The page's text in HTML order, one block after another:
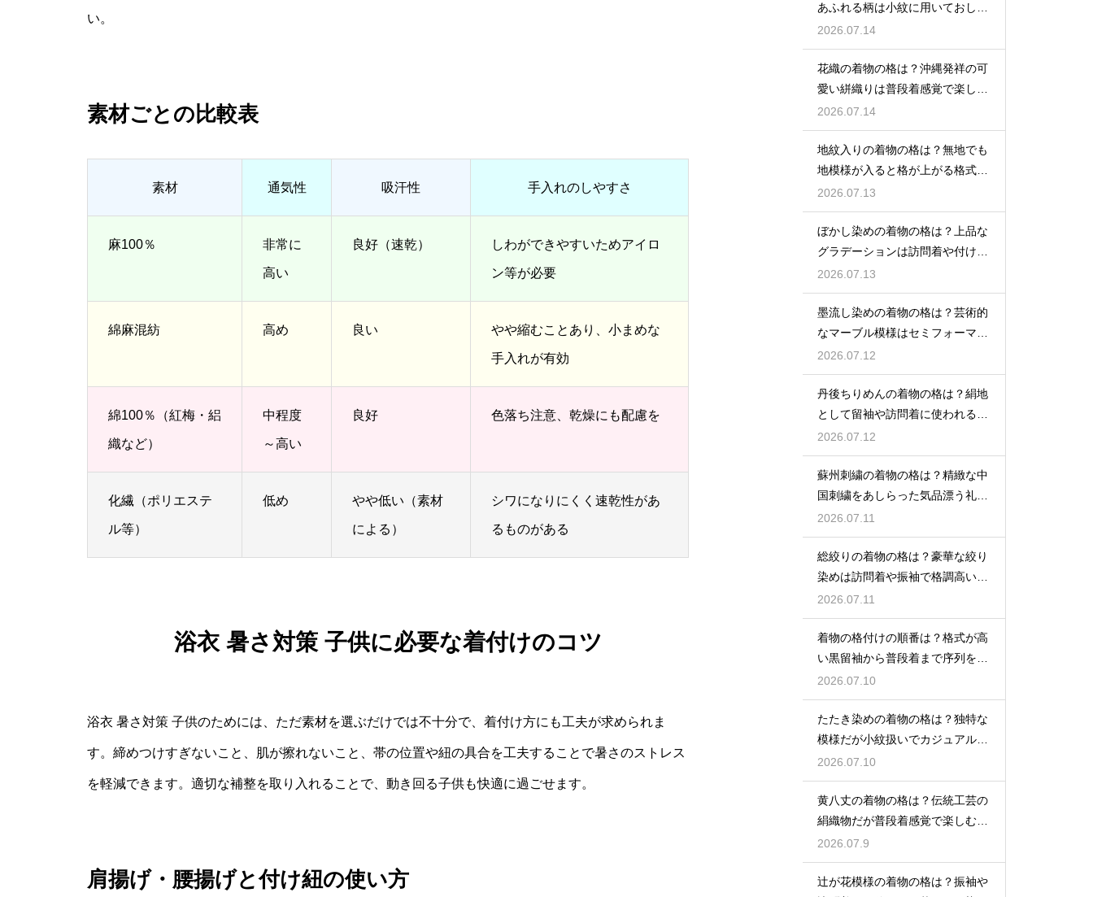
い。
素材ごとの比較表
素材 通気性 吸汗性 手入れのしやすさ
麻100％ 非常に
高い
良好（速乾） しわができやすいためアイロ
ン等が必要
綿麻混紡 高め 良い やや縮むことあり、小まめな
手入れが有効
綿100％（紅梅・絽
織など）
中程度
～高い
良好 色落ち注意、乾燥にも配慮を
化繊（ポリエステ
ル等）
低め やや低い（素材
による）
シワになりにくく速乾性があ
るものがある
浴衣 暑さ対策 子供に必要な着付けのコツ
浴衣 暑さ対策 子供のためには、ただ素材を選ぶだけでは不十分で、着付け方にも工夫が求められま
す。締めつけすぎないこと、肌が擦れないこと、帯の位置や紐の具合を工夫することで暑さのストレス
を軽減できます。適切な補整を取り入れることで、動き回る子供も快適に過ごせます。
肩揚げ・腰揚げと付け紐の使い方
あふれる柄は小紋に用いておしゃ
れ着向き
2026.07.14
花織の着物の格は？沖縄発祥の可
愛い絣織りは普段着感覚で楽しめ
る
2026.07.14
地紋入りの着物の格は？無地でも
地模様が入ると格が上がる格式を
解説
2026.07.13
ぼかし染めの着物の格は？上品な
グラデーションは訪問着や付け下
げで格調アップ
2026.07.13
墨流し染めの着物の格は？芸術的
なマーブル模様はセミフォーマル
な装いにも映える
2026.07.12
丹後ちりめんの着物の格は？絹地
として留袖や訪問着に使われる高
級素材
2026.07.12
蘇州刺繍の着物の格は？精緻な中
国刺繍をあしらった気品漂う礼装
着
2026.07.11
総絞りの着物の格は？豪華な絞り
染めは訪問着や振袖で格調高い印
象に
2026.07.11
着物の格付けの順番は？格式が高
い黒留袖から普段着まで序列を解
説
2026.07.10
たたき染めの着物の格は？独特な
模様だが小紋扱いでカジュアルに
着こなす
2026.07.10
黄八丈の着物の格は？伝統工芸の
絹織物だが普段着感覚で楽しむお
しゃれ着
2026.07.9
辻が花模様の着物の格は？振袖や